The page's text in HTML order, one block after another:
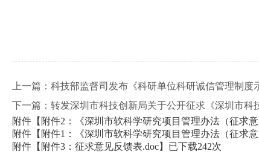
深圳市
2024
上一篇： 科技部监督司发布《科研单位科研诚信管理制度
下一篇： 转发深圳市科技创新局关于公开征求《深圳市
附件【 附件2：《深圳市软科学研究项目管理办法（征求
附件【 附件1：《深圳市软科学研究项目管理办法（征求
附件【 附件3：征求意见反馈表.doc】已下载242次